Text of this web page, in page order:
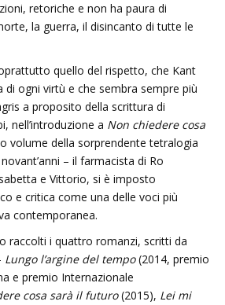
retoriche e non ha paura di
la guerra, il disincanto di tutte le
quello del rispetto, che Kant
di ogni virtù e che sembra sempre più
a proposito della scrittura di
nell’introduzione a Non chiedere cosa
volume della sorprendente tetralogia
– il farmacista di Ro
e Vittorio, si è imposto
e critica come una delle voci più
contemporanea.
raccolti i quattro romanzi, scritti da
Lungo l’argine del tempo(2014, premio
e premio Internazionale
cosa sarà il futuro(2015), Lei mi